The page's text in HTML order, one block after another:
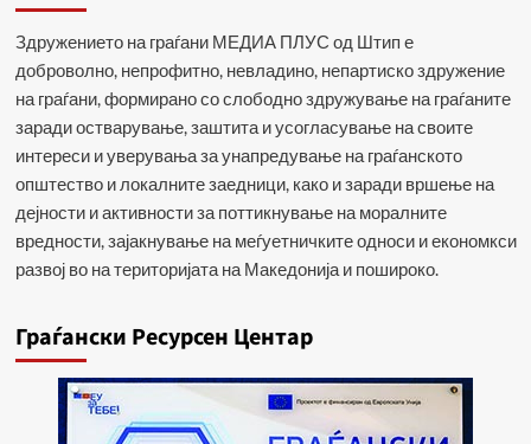
Здружението на граѓани МЕДИА ПЛУС од Штип е
доброволно, непрофитно, невладино, непартиско здружение
на граѓани, формирано со слободно здружување на граѓаните
заради остварување, заштита и усогласување на своите
интереси и уверувања за унапредување на граѓанското
општество и локалните заедници, како и заради вршење на
дејности и активности за поттикнување на моралните
вредности, зајакнување на меѓуетничките односи и економкси
развој во на територијата на Македонија и пошироко.
Граѓански Ресурсен Центар